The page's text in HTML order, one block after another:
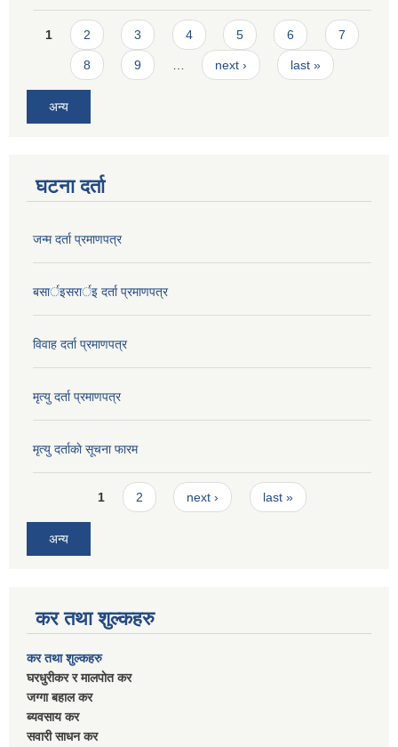
Pages
1 2 3 4 5 6 7
8 9 … next › last »
अन्य
घटना दर्ता
जन्म दर्ता प्रमाणपत्र
बसार्इसरार्इ दर्ता प्रमाणपत्र
विवाह दर्ता प्रमाणपत्र
मृत्यु दर्ता प्रमाणपत्र
मृत्यु दर्ताकाे सूचना फारम
Pages1 2 next › last »
अन्य
कर तथा शुल्कहरु
कर तथा शुल्कहरु
घरधुरीकर र मालपाेत कर
जग्गा बहाल कर
ब्यवसाय कर
सवारी साधन कर